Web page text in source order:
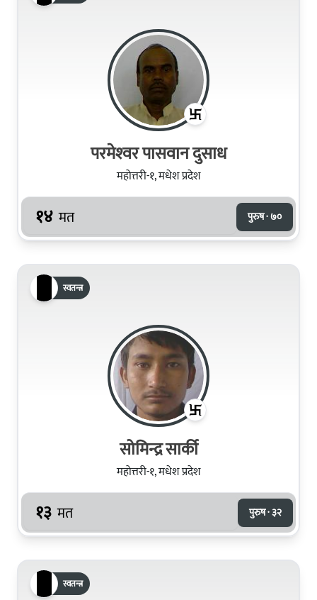
परमेश्‍वर पासवान दुसाध
महोत्तरी-१, मधेश प्रदेश
१४ मत पुरुष · ७०
स्वतन्त्र
सोमिन्द्र सार्की
महोत्तरी-१, मधेश प्रदेश
१३ मत पुरुष · ३२
स्वतन्त्र